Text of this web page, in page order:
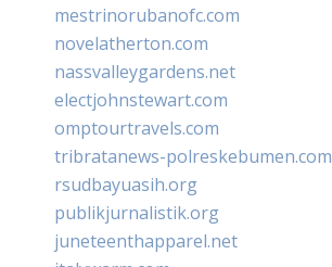
mestrinorubanofc.com
novelatherton.com
nassvalleygardens.net
electjohnstewart.com
omptourtravels.com
tribratanews-polreskebumen.com
rsudbayuasih.org
publikjurnalistik.org
juneteenthapparel.net